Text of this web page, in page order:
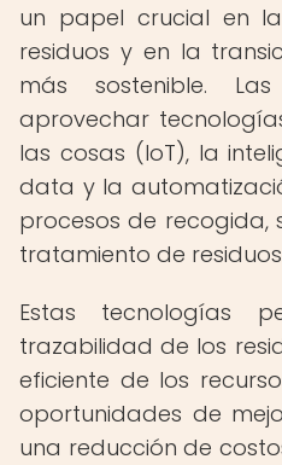
un papel crucial en
residuos y en la
más sostenible.
aprovechar
las cosas (IoT), la
data y la
procesos de recogida,
tratamiento de
Estas tecnologías
trazabilidad de los
eficiente de los
oportunidades de
una reducción de